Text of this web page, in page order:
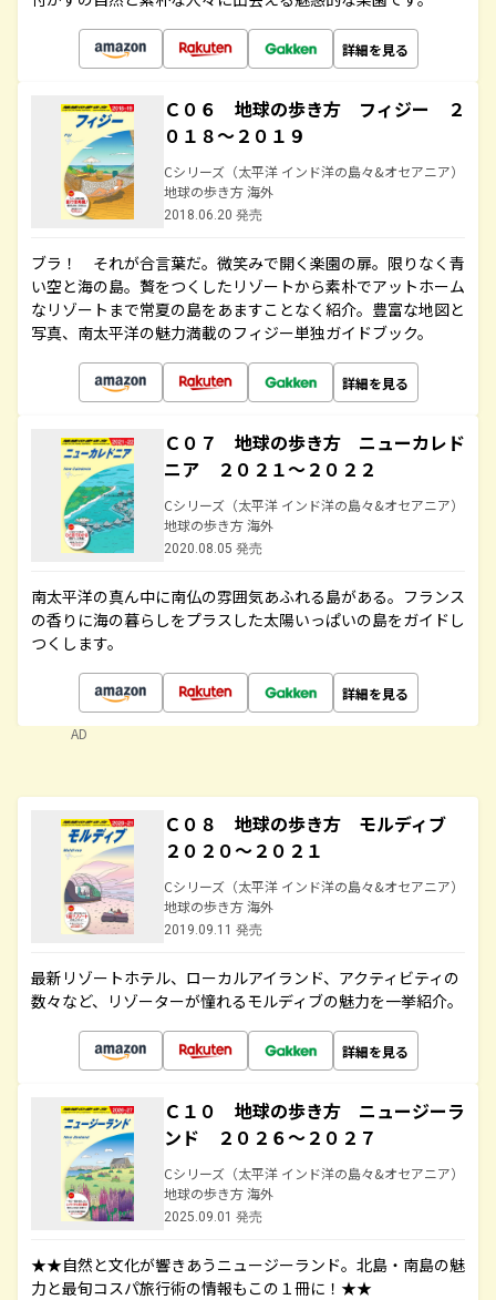
詳細を見る
Ｃ０６ 地球の歩き方 フィジー ２
０１８～２０１９
Cシリーズ（太平洋 インド洋の島々&オセアニア）
地球の歩き方 海外
2018.06.20 発売
ブラ！ それが合言葉だ。微笑みで開く楽園の扉。限りなく青
い空と海の島。贅をつくしたリゾートから素朴でアットホーム
なリゾートまで常夏の島をあますことなく紹介。豊富な地図と
写真、南太平洋の魅力満載のフィジー単独ガイドブック。
詳細を見る
Ｃ０７ 地球の歩き方 ニューカレド
ニア ２０２１～２０２２
Cシリーズ（太平洋 インド洋の島々&オセアニア）
地球の歩き方 海外
2020.08.05 発売
南太平洋の真ん中に南仏の雰囲気あふれる島がある。フランス
の香りに海の暮らしをプラスした太陽いっぱいの島をガイドし
つくします。
詳細を見る
AD
Ｃ０８ 地球の歩き方 モルディブ
２０２０～２０２１
Cシリーズ（太平洋 インド洋の島々&オセアニア）
地球の歩き方 海外
2019.09.11 発売
最新リゾートホテル、ローカルアイランド、アクティビティの
数々など、リゾーターが憧れるモルディブの魅力を一挙紹介。
詳細を見る
Ｃ１０ 地球の歩き方 ニュージーラ
ンド ２０２６～２０２７
Cシリーズ（太平洋 インド洋の島々&オセアニア）
地球の歩き方 海外
2025.09.01 発売
★★自然と文化が響きあうニュージーランド。北島・南島の魅
力と最旬コスパ旅行術の情報もこの１冊に！★★